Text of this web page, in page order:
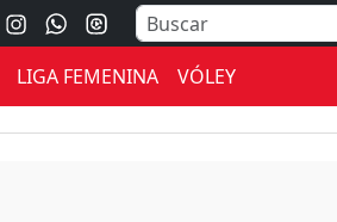
LIGA FEMENINA VÓLEY